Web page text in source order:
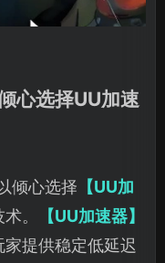
心选择UU加速
倾心选择 【UU加
。
【UU加速器】
提供稳定低延迟